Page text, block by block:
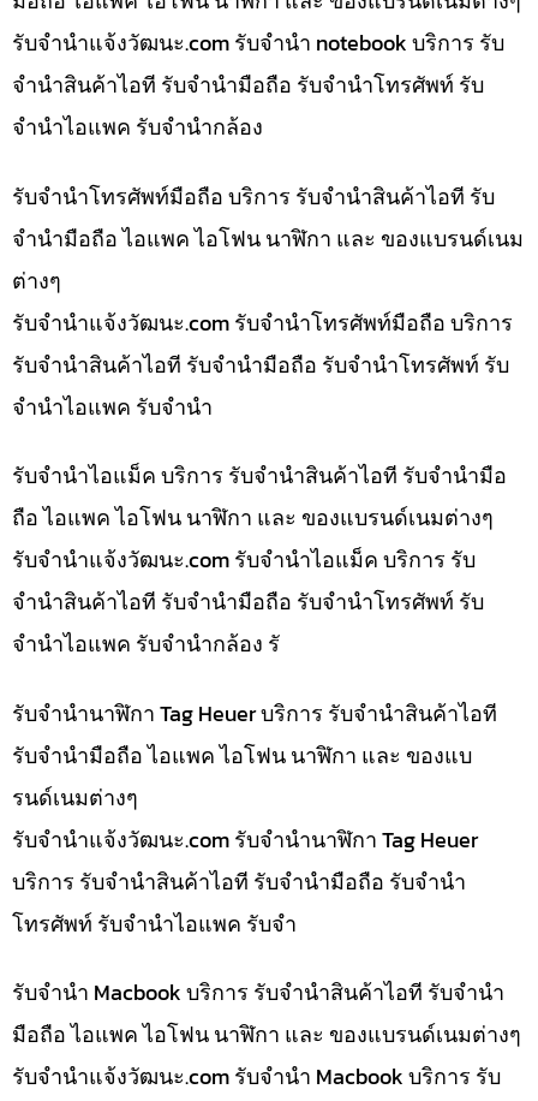
รับจํานําแจ้งวัฒนะ.com รับจำนำ notebook บริการ รับ
จำนำสินค้าไอที รับจำนำมือถือ รับจำนำโทรศัพท์ รับ
จำนำไอแพค รับจำนำกล้อง
รับจำนำโทรศัพท์มือถือ บริการ รับจำนำสินค้าไอที รับ
จำนำมือถือ ไอแพค ไอโฟน นาฬิกา และ ของแบรนด์เนม
ต่างๆ
รับจํานําแจ้งวัฒนะ.com รับจำนำโทรศัพท์มือถือ บริการ
รับจำนำสินค้าไอที รับจำนำมือถือ รับจำนำโทรศัพท์ รับ
จำนำไอแพค รับจำนำ
รับจำนำไอแม็ค บริการ รับจำนำสินค้าไอที รับจำนำมือ
ถือ ไอแพค ไอโฟน นาฬิกา และ ของแบรนด์เนมต่างๆ
รับจํานําแจ้งวัฒนะ.com รับจำนำไอแม็ค บริการ รับ
จำนำสินค้าไอที รับจำนำมือถือ รับจำนำโทรศัพท์ รับ
จำนำไอแพค รับจำนำกล้อง รั
รับจำนำนาฬิกา Tag Heuer บริการ รับจำนำสินค้าไอที
รับจำนำมือถือ ไอแพค ไอโฟน นาฬิกา และ ของแบ
รนด์เนมต่างๆ
รับจํานําแจ้งวัฒนะ.com รับจำนำนาฬิกา Tag Heuer
บริการ รับจำนำสินค้าไอที รับจำนำมือถือ รับจำนำ
โทรศัพท์ รับจำนำไอแพค รับจำ
รับจำนำ Macbook บริการ รับจำนำสินค้าไอที รับจำนำ
มือถือ ไอแพค ไอโฟน นาฬิกา และ ของแบรนด์เนมต่างๆ
รับจํานําแจ้งวัฒนะ.com รับจำนำ Macbook บริการ รับ